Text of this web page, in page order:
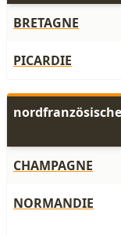
BRETAGNE
PICARDIE
CHAMPAGNE
NORMANDIE